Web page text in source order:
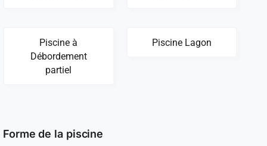
Piscine à
Débordement
partiel
Piscine Lagon
Forme de la piscine